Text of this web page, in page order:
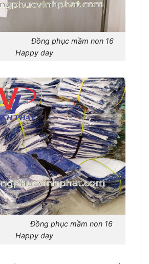
mầm non 16
Happy day
mầm non 16
Happy day